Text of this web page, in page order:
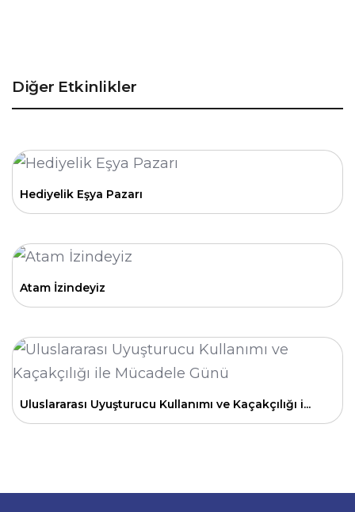
Diğer Etkinlikler
Hediyelik Eşya Pazarı
Atam İzindeyiz
Uluslararası Uyuşturucu Kullanımı ve Kaçakçılığı i...